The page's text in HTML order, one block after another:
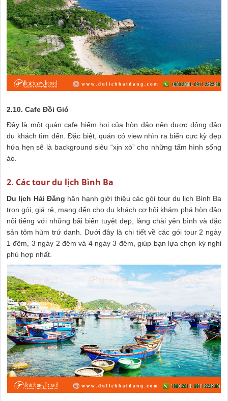
2.10. Cafe Đồi Gió
Đây là một quán cafe hiếm hoi của hòn đảo nên được đông đảo
du khách tìm đến. Đặc biệt, quán có view nhìn ra biển cực kỳ đẹp
hứa hẹn sẽ là background siêu “xịn xò” cho những tấm hình sống
ảo.
2. Các tour du lịch Bình Ba
Du lịch Hải Đăng hân hạnh giới thiệu các gói tour du lịch Bình Ba
trọn gói, giá rẻ, mang đến cho du khách cơ hội khám phá hòn đảo
nổi tiếng với những bãi biển tuyệt đẹp, làng chài yên bình và đặc
sản tôm hùm trứ danh. Dưới đây là chi tiết về các gói tour 2 ngày
1 đêm, 3 ngày 2 đêm và 4 ngày 3 đêm, giúp bạn lựa chọn kỳ nghỉ
phù hợp nhất.